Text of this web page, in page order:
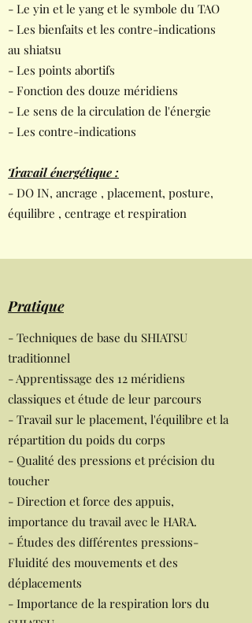
- Le yin et le yang et le symbole du TAO
- Les bienfaits et les contre-indications
au shiatsu
- Les points abortifs
- Fonction des douze méridiens
- Le sens de la circulation de l'énergie
- Les contre-indications
Travail énergétique :
- DO IN, ancrage , placement, posture,
équilibre , centrage et respiration
Pratique
- Techniques de base du SHIATSU
traditionnel
- Apprentissage des 12 méridiens
classiques et étude de leur parcours
- Travail sur le placement, l'équilibre et la
répartition du poids du corps
- Qualité des pressions et précision du
toucher
- Direction et force des appuis,
importance du travail avec le HARA.
- Études des différentes pressions-
Fluidité des mouvements et des
déplacements
- Importance de la respiration lors du